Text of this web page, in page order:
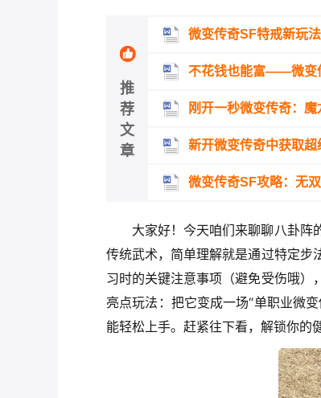
推
荐
文
章
微变传奇SF特戒新玩
不花钱也能富——微变
刚开一秒微变传奇：
新开微变传奇中获取超
微变传奇SF攻略：无
大家好！今天咱们来聊聊八卦
传统武术，简单理解就是通过特定步
习时的关键注意事项（避免受伤哦）
亮点玩法：把它变成一场“单职业微
能轻松上手。赶紧往下看，解锁你的